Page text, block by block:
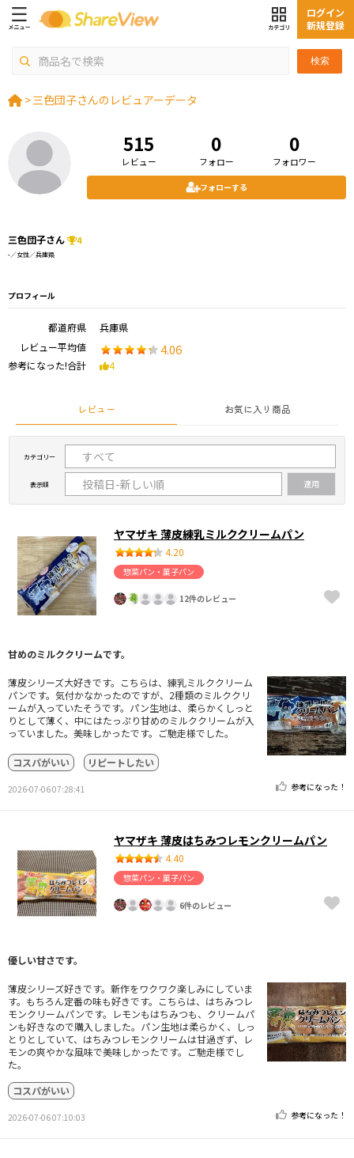
検索
ログイン
新規登録
>三色団子さんのレビュアーデータ
515
レビュー
0
フォロー
0
フォロワー
フォローする
三色団子さん 4
-／女性／兵庫県
プロフィール
都道府県
兵庫県
レビュー平均値
4.06
参考になった!合計 4
レビュー お気に入り商品
カテゴリー
表示順
ヤマザキ 薄皮練乳ミルククリームパン
4.20
惣菜パン・菓子パン
12件のレビュー
甘めのミルククリームです。
薄皮シリーズ大好きです。こちらは、練乳ミルククリーム
パンです。気付かなかったのですが、2種類のミルククリ
ームが入っていたそうです。パン生地は、柔らかくしっと
りとして薄く、中にはたっぷり甘めのミルククリームが入
っていました。美味しかったです。ご馳走様でした。
コスパがいい リピートしたい
2026-07-06 07:28:41 参考になった！
ヤマザキ 薄皮はちみつレモンクリームパン
4.40
惣菜パン・菓子パン
6件のレビュー
優しい甘さです。
薄皮シリーズ好きです。新作をワクワク楽しみにしていま
す。もちろん定番の味も好きです。こちらは、はちみつレ
モンクリームパンです。レモンもはちみつも、クリームパ
ンも好きなので購入しました。パン生地は柔らかく、しっ
とりとしていて、はちみつレモンクリームは甘過ぎず、レ
モンの爽やかな風味で美味しかったです。ご馳走様でし
た。
コスパがいい
2026-07-06 07:10:03 参考になった！